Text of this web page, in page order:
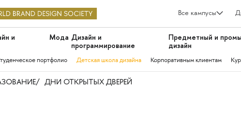
Все кампусы
и
Мода Дизайн и
программирование
Предметный и
дизайн
портфолио Детская школа дизайна Корпоративным клиентам
ДНИ ОТКРЫТЫХ ДВЕРЕЙ